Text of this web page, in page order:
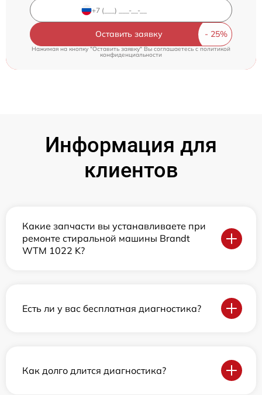
Оставить заявку
Нажимая на кнопку "Оставить заявку" Вы соглашаетесь c политикой
конфиденциальности
Информация для
клиентов
Какие запчасти вы устанавливаете при
ремонте стиральной машины Brandt
WTM 1022 K?
Есть ли у вас бесплатная диагностика?
Как долго длится диагностика?